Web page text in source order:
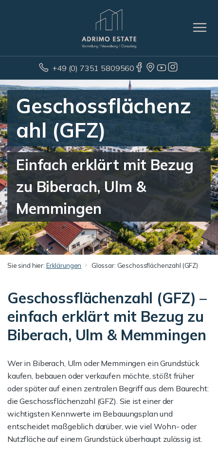
+49 (0) 7351 5809560
Geschossflächenz
ahl (GFZ)
Einfach erklärt mit Bezug
zu Biberach, Ulm &
Memmingen
Sie sind hier: Erklärungen Glossar: Geschossflächenzahl (GFZ)
Geschossflächenzahl (GFZ) –
einfach erklärt mit Bezug zu
Biberach, Ulm & Memmingen
Wer in Biberach, Ulm oder Memmingen ein Grundstück
kaufen, bebauen oder verkaufen möchte, stößt früher
oder später auf einen zentralen Begriff aus dem Baurecht:
die Geschossflächenzahl (GFZ). Sie ist einer der
wichtigsten Kennwerte im Bebauungsplan und
entscheidet maßgeblich darüber, wie viel Wohn- oder
Nutzfläche auf einem Grundstück überhaupt zulässig ist.